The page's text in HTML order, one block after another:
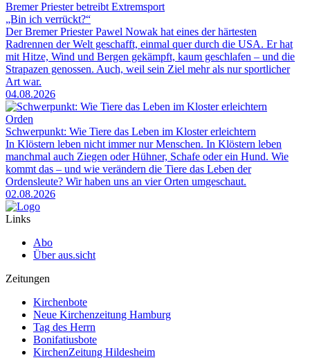
Bremer Priester betreibt Extremsport
„Bin ich verrückt?“
Der Bremer Priester Pawel Nowak hat eines der härtesten
Radrennen der Welt geschafft, einmal quer durch die USA. Er hat
mit Hitze, Wind und Bergen gekämpft, kaum geschlafen – und die
Strapazen genossen. Auch, weil sein Ziel mehr als nur sportlicher
Art war.
04.08.2026
Orden
Schwerpunkt: Wie Tiere das Leben im Kloster erleichtern
In Klöstern leben nicht immer nur Menschen. In Klöstern leben
manchmal auch Ziegen oder Hühner, Schafe oder ein Hund. Wie
kommt das – und wie verändern die Tiere das Leben der
Ordensleute? Wir haben uns an vier Orten umgeschaut.
02.08.2026
Links
Abo
Über aus.sicht
Zeitungen
Kirchenbote
Neue Kirchenzeitung Hamburg
Tag des Herrn
Bonifatiusbote
KirchenZeitung Hildesheim